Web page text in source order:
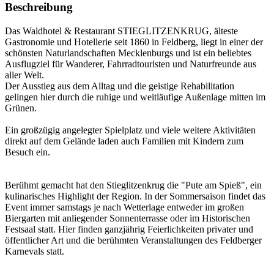
Beschreibung
Das Waldhotel & Restaurant STIEGLITZENKRUG, älteste
Gastronomie und Hotellerie seit 1860 in Feldberg, liegt in einer der
schönsten Naturlandschaften Mecklenburgs und ist ein beliebtes
Ausflugziel für Wanderer, Fahrradtouristen und Naturfreunde aus
aller Welt.
Der Ausstieg aus dem Alltag und die geistige Rehabilitation
gelingen hier durch die ruhige und weitläufige Außenlage mitten im
Grünen.
Ein großzügig angelegter Spielplatz und viele weitere Aktivitäten
direkt auf dem Gelände laden auch Familien mit Kindern zum
Besuch ein.
Berühmt gemacht hat den Stieglitzenkrug die "Pute am Spieß", ein
kulinarisches Highlight der Region. In der Sommersaison findet das
Event immer samstags je nach Wetterlage entweder im großen
Biergarten mit anliegender Sonnenterrasse oder im Historischen
Festsaal statt. Hier finden ganzjährig Feierlichkeiten privater und
öffentlicher Art und die berühmten Veranstaltungen des Feldberger
Karnevals statt.